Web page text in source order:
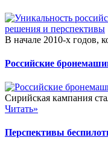
В начале 2010-х годов,
Российские
Сирийская кампания
Читать»
Перспективы